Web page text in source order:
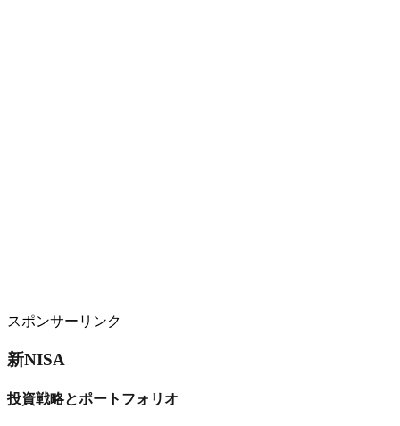
スポンサーリンク
新NISA
投資戦略とポートフォリオ